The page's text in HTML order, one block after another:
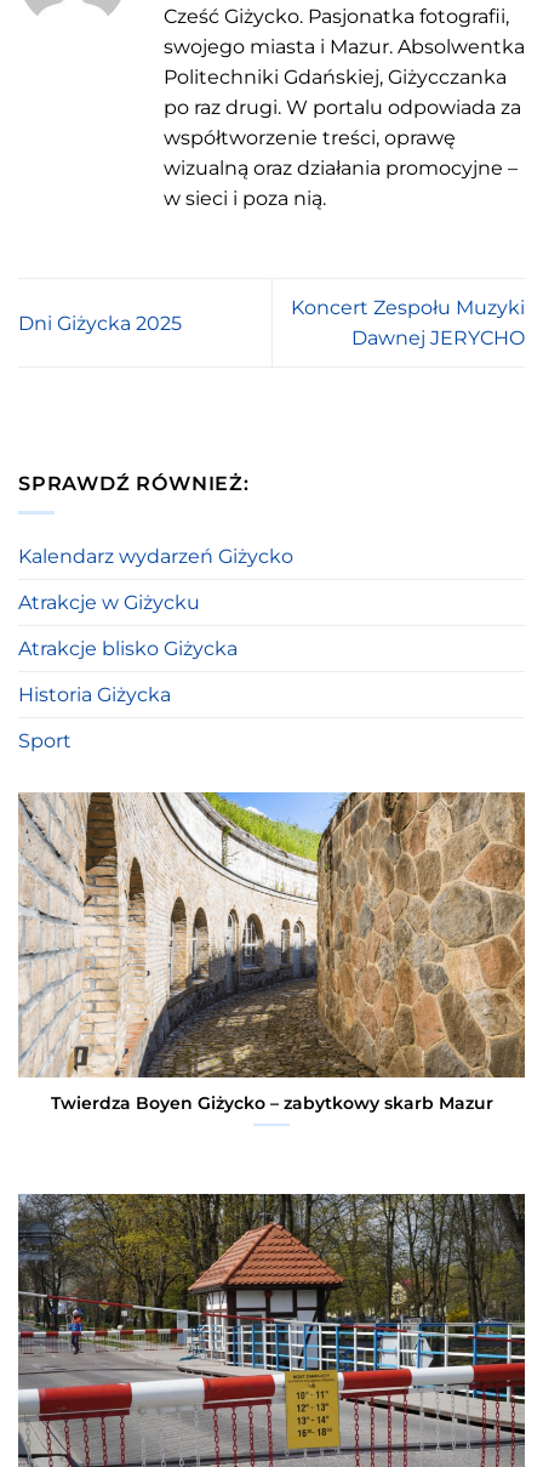
Cześć Giżycko. Pasjonatka fotografii,
swojego miasta i Mazur. Absolwentka
Politechniki Gdańskiej, Giżycczanka
po raz drugi. W portalu odpowiada za
współtworzenie treści, oprawę
wizualną oraz działania promocyjne –
w sieci i poza nią.
Dni Giżycka 2025
Koncert Zespołu Muzyki
Dawnej JERYCHO
SPRAWDŹ RÓWNIEŻ:
Kalendarz wydarzeń Giżycko
Atrakcje w Giżycku
Atrakcje blisko Giżycka
Historia Giżycka
Sport
Twierdza Boyen Giżycko – zabytkowy skarb Mazur